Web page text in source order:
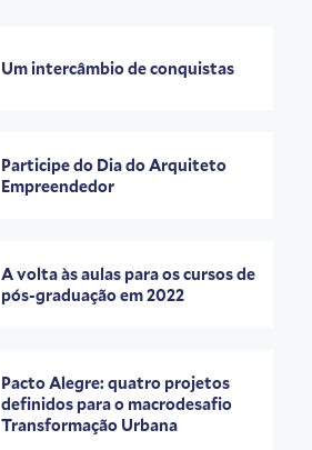
Um intercâmbio de conquistas
Participe do Dia do Arquiteto
Empreendedor
A volta às aulas para os cursos de
pós-graduação em 2022
Pacto Alegre: quatro projetos
definidos para o macrodesafio
Transformação Urbana